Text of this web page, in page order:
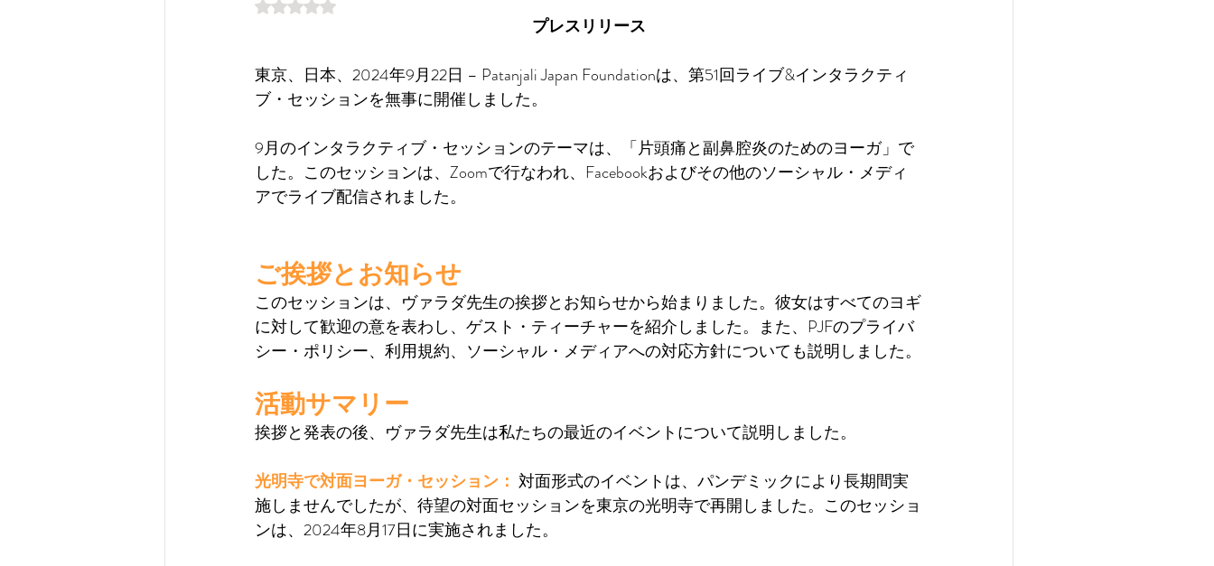
5つ星のうちNaNと評価されています。
プレスリリース
東京、日本、2024年9月22日 – Patanjali Japan Foundationは、第51回ライブ&インタラクティ
ブ・セッションを無事に開催しました。
9月のインタラクティブ・セッションのテーマは、「片頭痛と副鼻腔炎のためのヨーガ」で
した。このセッションは、Zoomで行なわれ、Facebookおよびその他のソーシャル・メディ
アでライブ配信されました。
ご挨拶とお知らせ
このセッションは、ヴァラダ先生の挨拶とお知らせから始まりました。彼女はすべてのヨギ
に対して歓迎の意を表わし、ゲスト・ティーチャーを紹介しました。また、PJFのプライバ
シー・ポリシー、利用規約、ソーシャル・メディアへの対応方針についても説明しました。
活動サマリー
挨拶と発表の後、ヴァラダ先生は私たちの最近のイベントについて説明しました。
光明寺で対面ヨーガ・セッション： 対面形式のイベントは、パンデミックにより長期間実
施しませんでしたが、待望の対面セッションを東京の光明寺で再開しました。このセッショ
ンは、2024年8月17日に実施されました。